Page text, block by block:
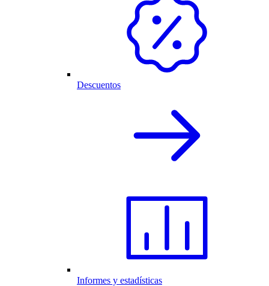
Descuentos
Informes y estadísticas